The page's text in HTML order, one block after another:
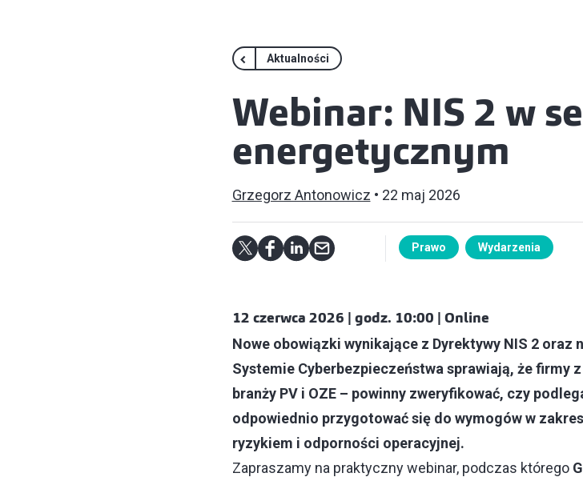
Aktualności
Webinar: NIS 2 w
energetycznym
Grzegorz Antonowicz 22 maj 2026
Prawo Wydarzenia
12 czerwca 2026 | godz. 10:00 | Online
Nowe obowiązki wynikające z Dyrektywy NIS 2 oraz
Systemie Cyberbezpieczeństwa sprawiają, że firmy
branży PV i OZE – powinny zweryfikować, czy
odpowiednio przygotować się do wymogów w
ryzykiem i odporności operacyjnej.
Zapraszamy na praktyczny webinar, podczas którego